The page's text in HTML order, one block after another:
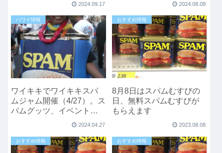
2024.09.17 2024.08.08
ハワイ情報
ワイキキでワイキキスパ
ムジャム開催（4/27）。ス
パムグッツ、イベントあ
2024.04.27
おすすめ情報
8月8日はスパムむすびの
日、無料スパムむすびが
もらえます
2023.08.08
おすすめ情報 おすすめ情報